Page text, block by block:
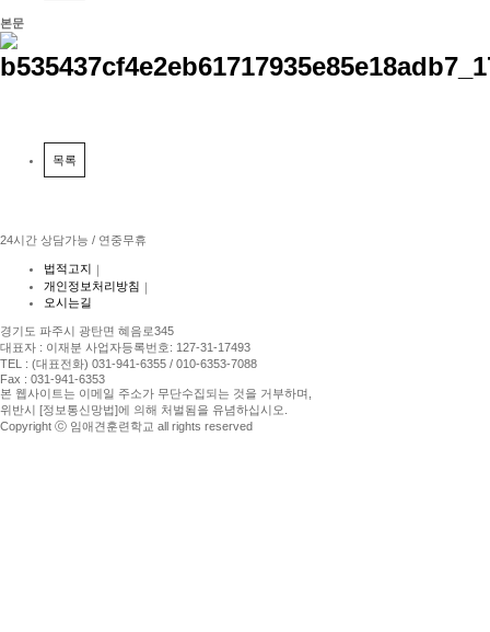
본문
목록
24시간 상담가능 / 연중무휴
법적고지 ｜
개인정보처리방침 ｜
오시는길
경기도 파주시 광탄면 혜음로345
대표자 : 이재분 사업자등록번호: 127-31-17493
TEL : (대표전화) 031-941-6355 / 010-6353-7088
Fax : 031-941-6353
본 웹사이트는 이메일 주소가 무단수집되는 것을 거부하며,
위반시 [정보통신망법]에 의해 처벌됨을 유념하십시오.
Copyright ⓒ 임애견훈련학교 all rights reserved